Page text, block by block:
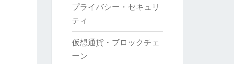
プライバシー・セキュリ
ティ
仮想通貨・ブロックチェ
ーン